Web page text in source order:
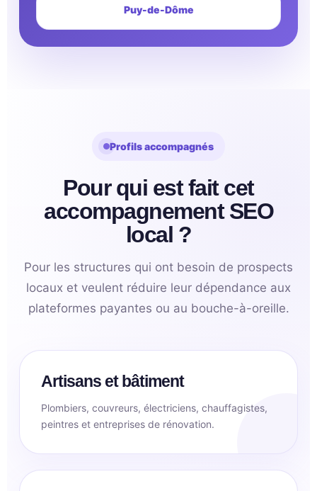
Puy-de-Dôme
Profils accompagnés
Pour qui est fait cet
accompagnement SEO
local ?
Pour les structures qui ont besoin de prospects
locaux et veulent réduire leur dépendance aux
plateformes payantes ou au bouche-à-oreille.
Artisans et bâtiment
Plombiers, couvreurs, électriciens, chauffagistes,
peintres et entreprises de rénovation.